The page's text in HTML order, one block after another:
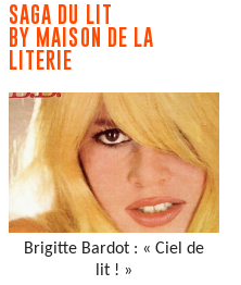
SAGA DU LIT
BY MAISON DE LA
LITERIE
Brigitte Bardot : « Ciel de
lit ! »